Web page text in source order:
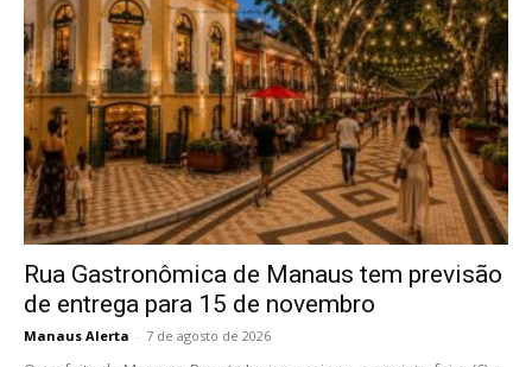
Rua Gastronômica de Manaus tem previsão
de entrega para 15 de novembro
Manaus Alerta - 7 de agosto de 2026